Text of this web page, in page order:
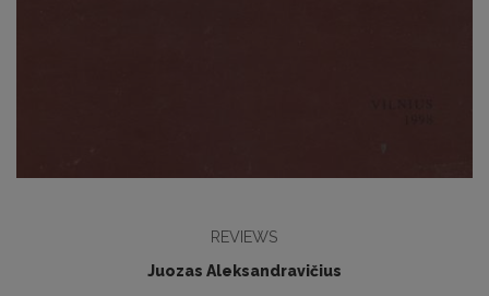
REVIEWS
Juozas Aleksandravičius